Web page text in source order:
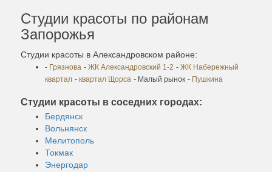
Студии красоты по районам
Запорожья
Студии красоты в Александровском районе:
- Грязнова - ЖК Александровский 1-2 - ЖК Набережный
квартал - квартал Щорса - Малый рынок - Пушкина
Студии красоты в соседних городах:
Бердянск
Вольнянск
Мелитополь
Токмак
Энергодар